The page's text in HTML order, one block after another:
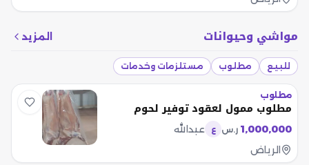
مواشي وحيوانات المزيد
للبيع مطلوب مستلزمات وخدمات
مطلوب
مطلوب ممول لعقود توفير لحوم
1,000,000 ر.س ع
عبدالله
الرياض